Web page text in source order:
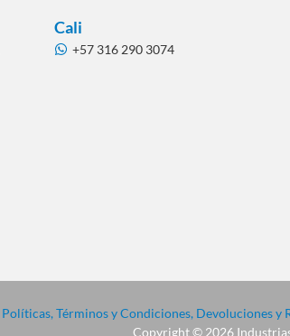
Cali
+57 316 290 3074
Políticas, Términos y Condiciones, Devoluciones y
Copyright © 2026